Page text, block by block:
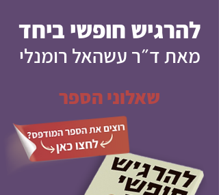
להרגיש חופשי ביחד
מאת ד״ר עשהאל רומנלי
שאלוני הספר